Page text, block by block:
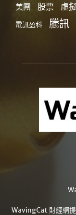
美團 股票 虛
電訊盈科 騰訊
WavingCat 財經網